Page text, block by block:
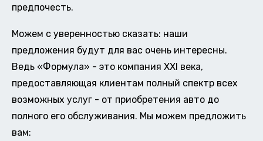
предпочесть.
Можем с уверенностью сказать: наши
предложения будут для вас очень интересны.
Ведь «Формула» - это компания XXI века,
предоставляющая клиентам полный спектр всех
возможных услуг - от приобретения авто до
полного его обслуживания. Мы можем предложить
вам: